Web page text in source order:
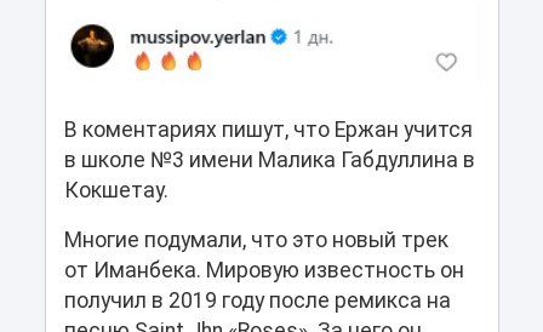
В коментариях пишут, что Ержан учится
в школе №3 имени Малика Габдуллина в
Кокшетау.
Многие подумали, что это новый трек
от Иманбека. Мировую известность он
получил в 2019 году после ремикса на